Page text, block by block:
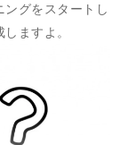
グをスタートし
ますよ。